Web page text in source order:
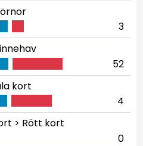
3
52
kort
4
> Rött kort
0